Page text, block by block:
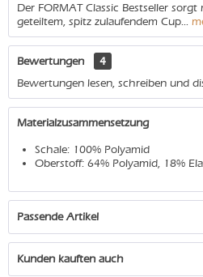
Der FORMAT Classic Bestseller
geteiltem, spitz zulaufendem Cup...
Bewertungen
4
Bewertungen lesen, schreiben und
Materialzusammensetzung
Schale: 100% Polyamid
Oberstoff: 64% Polyamid, 18%
Passende Artikel
Kunden kauften auch